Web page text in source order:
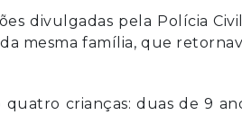
divulgadas pela Polícia
mesma família, que
crianças: duas de 9